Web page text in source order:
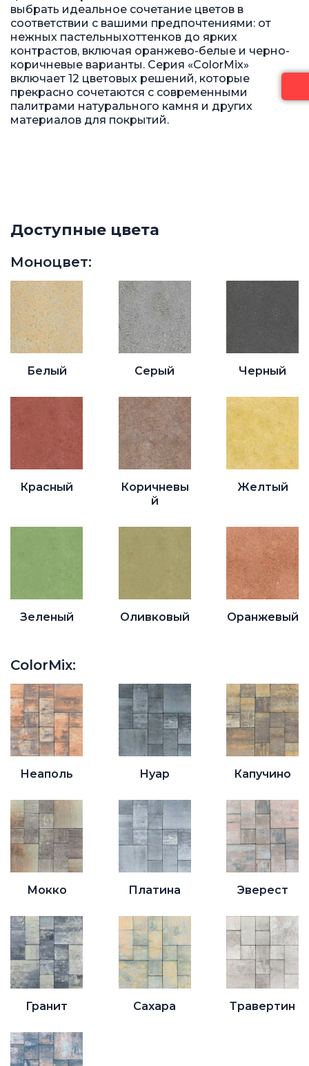
выбрать идеальное сочетание цветов в
соответствии с вашими предпочтениями: от
нежных пастельныхоттенков до ярких
контрастов, включая оранжево-белые и черно-
коричневые варианты. Серия «ColorMix»
включает 12 цветовых решений, которые
прекрасно сочетаются с современными
палитрами натурального камня и других
материалов для покрытий.
Доступные цвета
Моноцвет:
Белый Серый Черный
Красный
Коричневы
й
Желтый
Зеленый Оливковый Оранжевый
ColorMix:
Неаполь Нуар Капучино
Мокко Платина Эверест
Гранит Сахара Травертин